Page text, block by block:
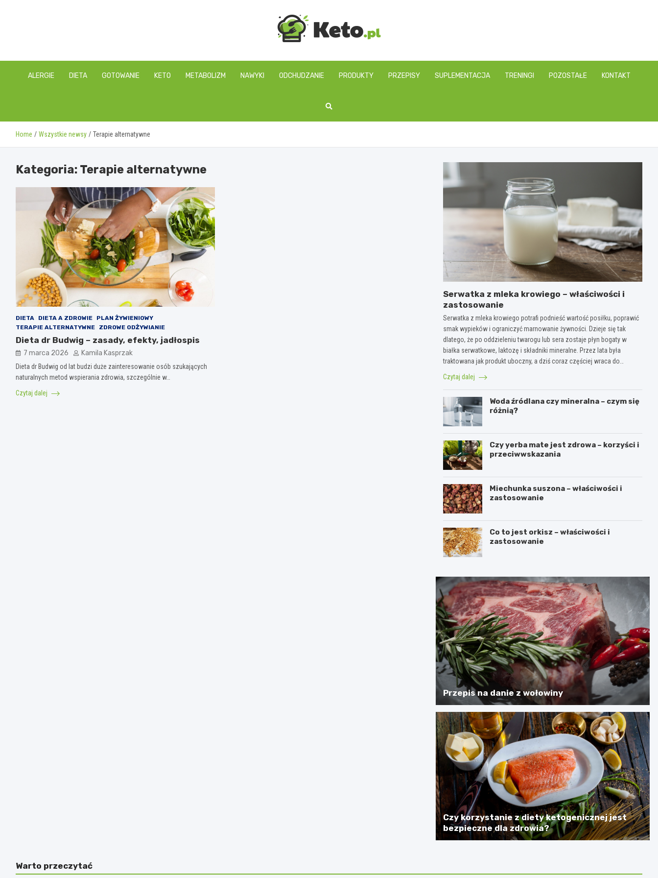
keto.pl
ALERGIE DIETA GOTOWANIE KETO METABOLIZM NAWYKI ODCHUDZANIE PRODUKTY PRZEPISY SUPLEMENTACJA TRENINGI POZOSTAŁE KONTAKT
Home Wszystkie newsy Terapie alternatywne
Kategoria: Terapie alternatywne
DIETA DIETA A ZDROWIE
PLAN ŻYWIENIOWY
TERAPIE ALTERNATYWNE
ZDROWE ODŻYWIANIE
Dieta dr Budwig – zasady, efekty, jadłospis
7 marca 2026 Kamila Kasprzak
Dieta dr Budwig od lat budzi duże zainteresowanie osób szukających
naturalnych metod wspierania zdrowia, szczególnie w…
Czytaj dalej
Serwatka z mleka krowiego – właściwości i
zastosowanie
Serwatka z mleka krowiego potrafi podnieść wartość posiłku, poprawić
smak wypieków i ograniczyć marnowanie żywności. Dzieje się tak
dlatego, że po oddzieleniu twarogu lub sera zostaje płyn bogaty w
białka serwatkowe, laktozę i składniki mineralne. Przez lata była
traktowana jak produkt uboczny, a dziś coraz częściej wraca do…
Czytaj dalej
Woda źródlana czy mineralna – czym się
różnią?
Czy yerba mate jest zdrowa – korzyści i
przeciwwskazania
Miechunka suszona – właściwości i
zastosowanie
Co to jest orkisz – właściwości i
zastosowanie
Przepis na danie z wołowiny
Czy korzystanie z diety ketogenicznej jest
bezpieczne dla zdrowia?
Warto przeczytać